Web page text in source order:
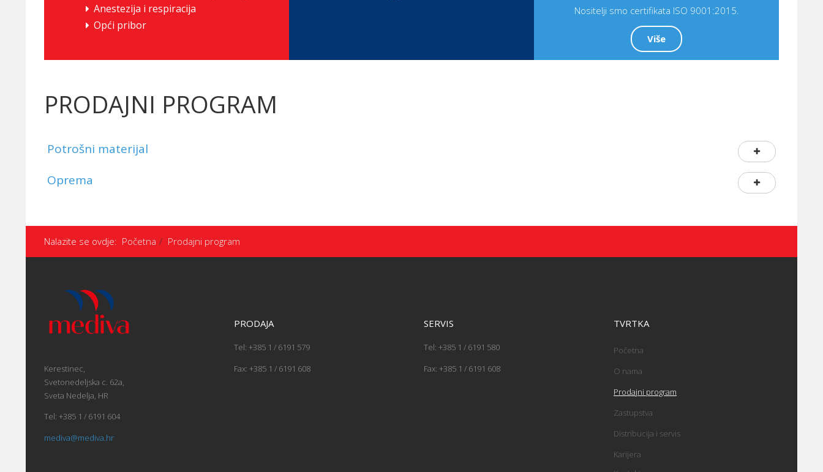
Anestezija i respiracija
Opći pribor
Nositelji smo certifikata ISO 9001:2015.
Više
PRODAJNI PROGRAM
Potrošni materijal
Oprema
Nalazite se ovdje: Početna Prodajni program
Kerestinec,
Svetonedeljska c. 62a,
Sveta Nedelja, HR
Tel: +385 1 / 6191 604
mediva@mediva.hr
PRODAJA
Tel: +385 1 / 6191 579
Fax: +385 1 / 6191 608
SERVIS
Tel: +385 1 / 6191 580
Fax: +385 1 / 6191 608
TVRTKA
Početna
O nama
Prodajni program
Zastupstva
Distribucija i servis
Karijera